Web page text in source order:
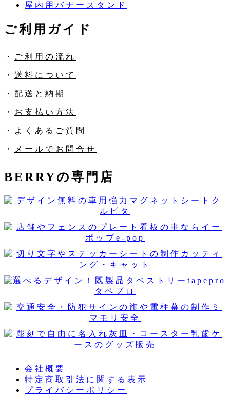
屋内用バナースタンド
ご利用ガイド
・ ご利用の流れ
・ 送料について
・ 配送と納期
・ お支払い方法
・ よくあるご質問
・ メールでお問合せ
BERRYの専門店
会社概要
特定商取引法に関する表示
プライバシーポリシー